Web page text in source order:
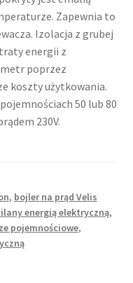
Zapewnia to
Izolacja z grubej
energii z
poprzez
koszty użytkowania.
50 lub 80
230V.
, bojler na prąd Velis
energią elektryczną,
pojemnościowe,